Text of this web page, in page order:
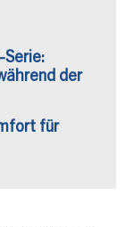
Serie:
der
für